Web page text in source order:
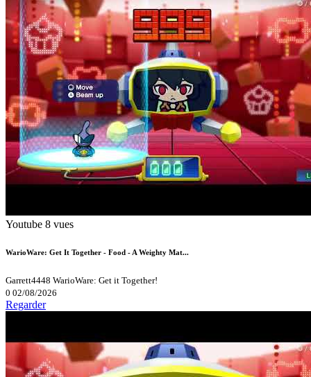
Youtube 8 vues
WarioWare: Get It Together - Food - A Weighty Mat...
Garrett4448 WarioWare: Get it Together!
0 02/08/2026
Regarder